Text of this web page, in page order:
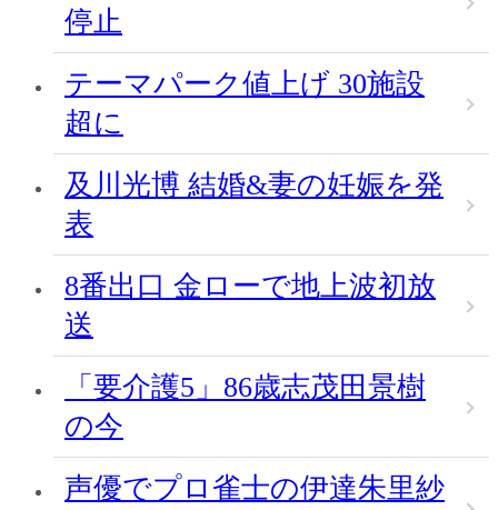
停止
テーマパーク値上げ 30施設
超に
及川光博 結婚&妻の妊娠を発
表
8番出口 金ローで地上波初放
送
「要介護5」86歳志茂田景樹
の今
声優でプロ雀士の伊達朱里紗